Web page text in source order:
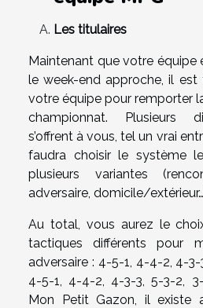
Les titulaires
Maintenant que votre
le week-end approche, il
votre équipe pour remporter
championnat. Plusieurs
s’offrent à vous, tel un vrai
faudra choisir le système
plusieurs variantes
adversaire, domicile/
Au total, vous aurez le
tactiques différents pour
adversaire : 4-5-1, 4-4-2, 4-
4-5-1, 4-4-2, 4-3-3, 5-3-2,
Mon Petit Gazon, il existe